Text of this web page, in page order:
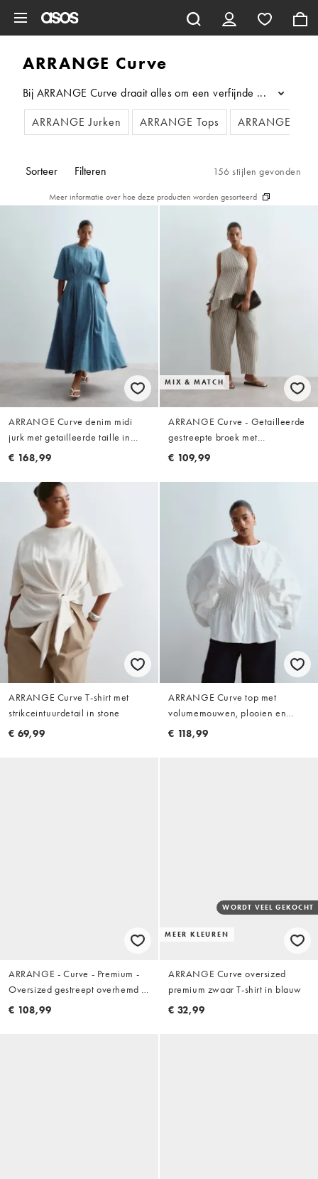
ARRANGE Curve
Bij ARRANGE Curve draait alles om een verfijnde stijl,
...
ARRANGE Jurken
ARRANGE Tops ARRANGE
Sorteer Filteren 156 stijlen gevonden
Meer informatie over hoe deze producten worden gesorteerd
ARRANGE Curve denim midi
jurk met getailleerde taille in
middenblauw
€ 168,99
MIX & MATCH
ARRANGE Curve - Getailleerde
gestreepte broek met
ballonpijpen in lichtgeel, deel
€ 109,99
ARRANGE Curve T-shirt met
strikceintuurdetail in stone
€ 69,99
ARRANGE Curve top met
volumemouwen, plooien en
getailleerde taille in wit
€ 118,99
ARRANGE - Curve - Premium -
Oversized gestreept overhemd in
blauw
€ 108,99
MEER KLEUREN
WORDT VEEL GEKOCHT
ARRANGE Curve oversized
premium zwaar T-shirt in blauw
€ 32,99